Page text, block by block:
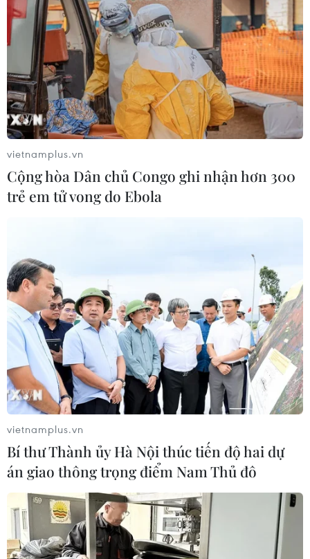
vietnamplus.vn
Cộng hòa Dân chủ Congo ghi nhận hơn 300
trẻ em tử vong do Ebola
vietnamplus.vn
Bí thư Thành ủy Hà Nội thúc tiến độ hai dự
án giao thông trọng điểm Nam Thủ đô